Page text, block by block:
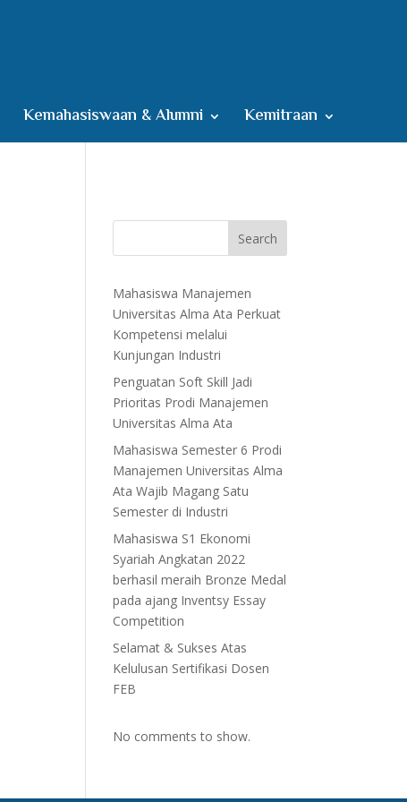
Kemahasiswaan & Alumni Kemitraan
Search
Mahasiswa Manajemen
Universitas Alma Ata Perkuat
Kompetensi melalui
Kunjungan Industri
Penguatan Soft Skill Jadi
Prioritas Prodi Manajemen
Universitas Alma Ata
Mahasiswa Semester 6 Prodi
Manajemen Universitas Alma
Ata Wajib Magang Satu
Semester di Industri
Mahasiswa S1 Ekonomi
Syariah Angkatan 2022
berhasil meraih Bronze Medal
pada ajang Inventsy Essay
Competition
Selamat & Sukses Atas
Kelulusan Sertifikasi Dosen
FEB
No comments to show.